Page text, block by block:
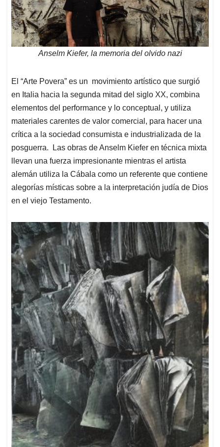
Anselm Kiefer, la memoria del olvido nazi
El “Arte Povera” es un movimiento artístico que surgió
en Italia hacia la segunda mitad del siglo XX, combina
elementos del performance y lo conceptual, y utiliza
materiales carentes de valor comercial, para hacer una
crítica a la sociedad consumista e industrializada de la
posguerra. Las obras de Anselm Kiefer en técnica mixta
llevan una fuerza impresionante mientras el artista
alemán utiliza la Cábala como un referente que contiene
alegorías místicas sobre a la interpretación judía de Dios
en el viejo Testamento.